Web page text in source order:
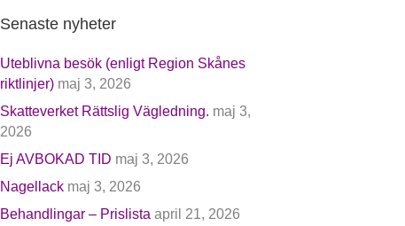
Senaste nyheter
Uteblivna besök (enligt Region Skånes
riktlinjer) maj 3, 2026
Skatteverket Rättslig Vägledning. maj 3,
2026
Ej AVBOKAD TID maj 3, 2026
Nagellack maj 3, 2026
Behandlingar – Prislista april 21, 2026